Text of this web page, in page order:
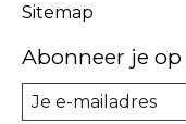
Sitemap
Abonneer je